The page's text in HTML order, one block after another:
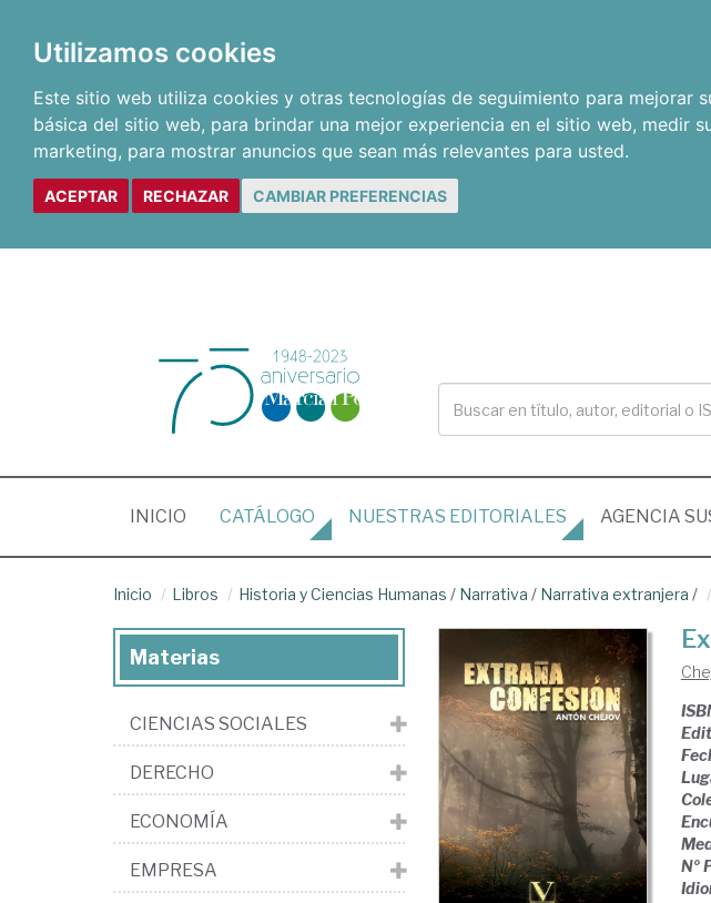
Utilizamos cookies
Este sitio web utiliza cookies y otras tecnologías de seguimiento para mejorar
básica del sitio web, para brindar una mejor experiencia en el sitio web, medir
marketing, para mostrar anuncios que sean más relevantes para usted.
ACEPTAR RECHAZAR CAMBIAR PREFERENCIAS
INICIO (CURRENT)
CATÁLOGO NUESTRAS EDITORIALES AGENCIA
Inicio Libros Historia y Ciencias Humanas / Narrativa / Narrativa extranjera /
Nº
Materias
CIENCIAS SOCIALES
DERECHO
ECONOMÍA
EMPRESA